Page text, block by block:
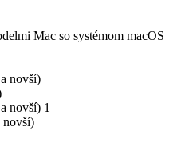
Mac so systémom macOS
novší)
novší) 1
novší)